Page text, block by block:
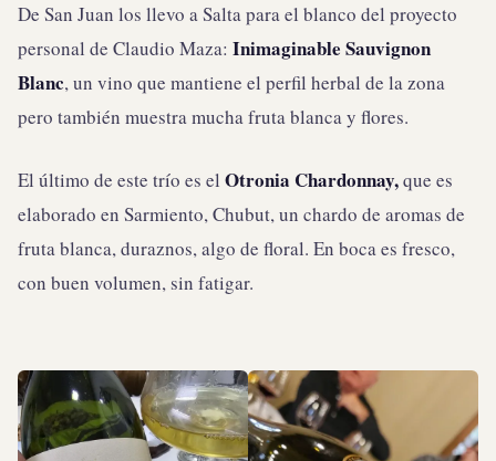
De San Juan los llevo a Salta para el blanco del proyecto
personal de Claudio Maza: Inimaginable Sauvignon
Blanc, un vino que mantiene el perfil herbal de la zona
pero también muestra mucha fruta blanca y flores.
El último de este trío es el Otronia Chardonnay,que es
elaborado en Sarmiento, Chubut, un chardo de aromas de
fruta blanca, duraznos, algo de floral. En boca es fresco,
con buen volumen, sin fatigar.